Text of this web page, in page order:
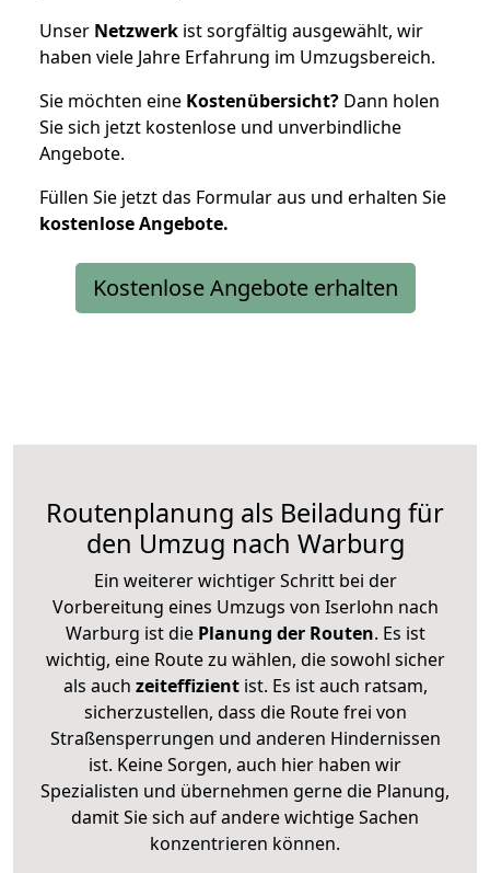
Unser Netzwerk ist sorgfältig ausgewählt, wir
haben viele Jahre Erfahrung im Umzugsbereich.
Sie möchten eine Kostenübersicht? Dann holen
Sie sich jetzt kostenlose und unverbindliche
Angebote.
Füllen Sie jetzt das Formular aus und erhalten Sie
kostenloseAngebote.
Kostenlose Angebote erhalten
Routenplanung als Beiladung für
den Umzug nach Warburg
Ein weiterer wichtiger Schritt bei der
Vorbereitung eines Umzugs von Iserlohn nach
Warburg ist diePlanung der Routen. Es ist
wichtig, eine Route zu wählen, die sowohl sicher
als auch zeiteffizientist. Es ist auch ratsam,
sicherzustellen, dass die Route frei von
Straßensperrungen und anderen Hindernissen
ist. Keine Sorgen, auch hier haben wir
Spezialisten und übernehmen gerne die Planung,
damit Sie sich auf andere wichtige Sachen
konzentrieren können.